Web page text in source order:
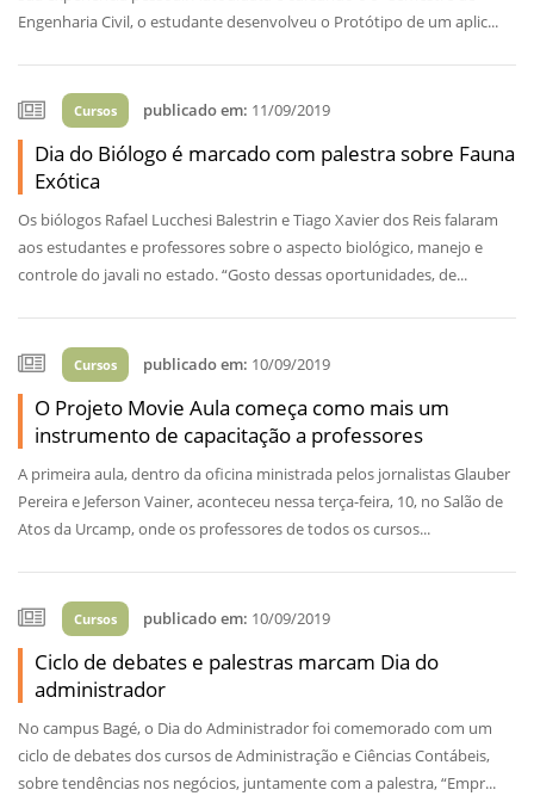
Engenharia Civil, o estudante desenvolveu o Protótipo de um aplic...
Cursos publicado em: 11/09/2019
Dia do Biólogo é marcado com palestra sobre Fauna
Exótica
Os biólogos Rafael Lucchesi Balestrin e Tiago Xavier dos Reis falaram
aos estudantes e professores sobre o aspecto biológico, manejo e
controle do javali no estado. “Gosto dessas oportunidades, de...
Cursos publicado em: 10/09/2019
O Projeto Movie Aula começa como mais um
instrumento de capacitação a professores
A primeira aula, dentro da oficina ministrada pelos jornalistas Glauber
Pereira e Jeferson Vainer, aconteceu nessa terça-feira, 10, no Salão de
Atos da Urcamp, onde os professores de todos os cursos...
Cursos publicado em: 10/09/2019
Ciclo de debates e palestras marcam Dia do
administrador
No campus Bagé, o Dia do Administrador foi comemorado com um
ciclo de debates dos cursos de Administração e Ciências Contábeis,
sobre tendências nos negócios, juntamente com a palestra, “Empr...